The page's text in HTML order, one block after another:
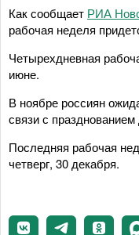
Как сообщает РИА
рабочая неделя
Четырехдневная
июне.
В ноябре россиян
связи с
Последняя рабочая
четверг, 30 декабря.